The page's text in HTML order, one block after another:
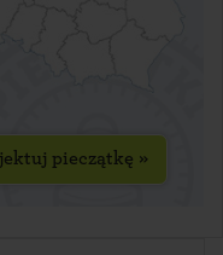
pieczątkę »